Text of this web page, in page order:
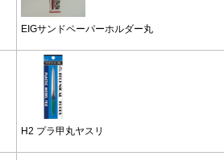
EIGサンドペーパーホルダー丸
H2 プラ甲丸ヤスリ